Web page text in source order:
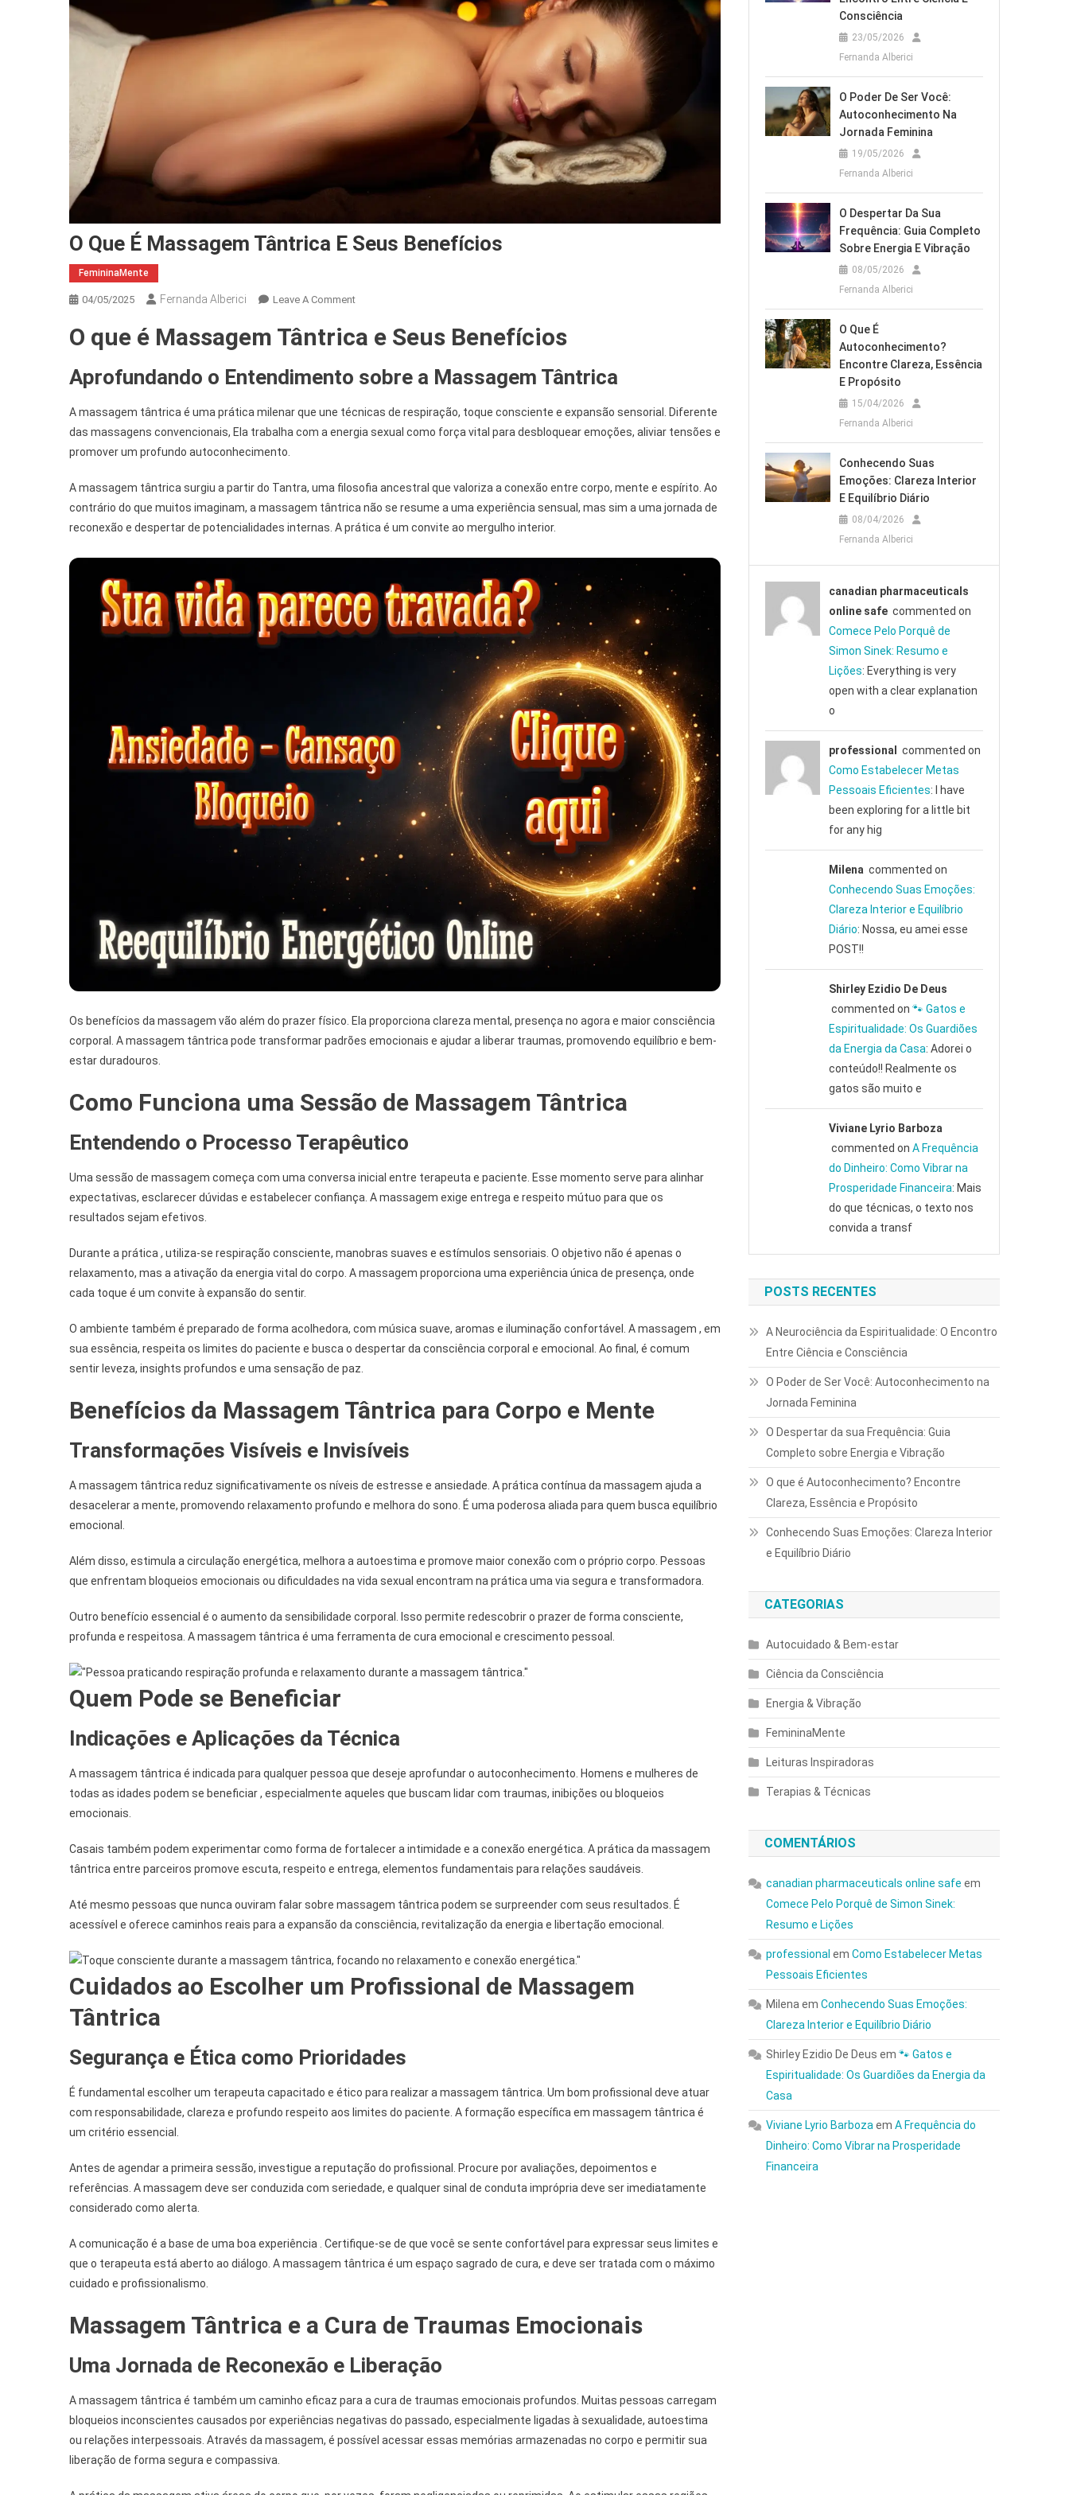
O Que É Massagem Tântrica E Seus Benefícios
FemininaMente
04/05/2025 Fernanda Alberici Leave A CommentOn
Que
Massagem
E
Seus
O que é Massagem Tântrica e Seus Benefícios
Aprofundando o Entendimento sobre a Massagem Tântrica
A massagem tântrica é uma prática milenar que une técnicas de respiração, toque consciente e expansão sensorial. Diferente
das massagens convencionais, Ela trabalha com a energia sexual como força vital para desbloquear emoções, aliviar tensões e
promover um profundo autoconhecimento.
A massagem tântrica surgiu a partir do Tantra, uma filosofia ancestral que valoriza a conexão entre corpo, mente e espírito. Ao
contrário do que muitos imaginam, a massagem tântrica não se resume a uma experiência sensual, mas sim a uma jornada de
reconexão e despertar de potencialidades internas. A prática é um convite ao mergulho interior.
Os benefícios da massagem vão além do prazer físico. Ela proporciona clareza mental, presença no agora e maior consciência
corporal. A massagem tântrica pode transformar padrões emocionais e ajudar a liberar traumas, promovendo equilíbrio e bem-
estar duradouros.
Como Funciona uma Sessão de Massagem Tântrica
Entendendo o Processo Terapêutico
Uma sessão de massagem começa com uma conversa inicial entre terapeuta e paciente. Esse momento serve para alinhar
expectativas, esclarecer dúvidas e estabelecer confiança. A massagem exige entrega e respeito mútuo para que os
resultados sejam efetivos.
Durante a prática , utiliza-se respiração consciente, manobras suaves e estímulos sensoriais. O objetivo não é apenas o
relaxamento, mas a ativação da energia vital do corpo. A massagem proporciona uma experiência única de presença, onde
cada toque é um convite à expansão do sentir.
O ambiente também é preparado de forma acolhedora, com música suave, aromas e iluminação confortável. A massagem , em
sua essência, respeita os limites do paciente e busca o despertar da consciência corporal e emocional. Ao final, é comum
sentir leveza, insights profundos e uma sensação de paz.
Benefícios da Massagem Tântrica para Corpo e Mente
Transformações Visíveis e Invisíveis
A massagem tântrica reduz significativamente os níveis de estresse e ansiedade. A prática contínua da massagem ajuda a
desacelerar a mente, promovendo relaxamento profundo e melhora do sono. É uma poderosa aliada para quem busca equilíbrio
emocional.
Além disso, estimula a circulação energética, melhora a autoestima e promove maior conexão com o próprio corpo. Pessoas
que enfrentam bloqueios emocionais ou dificuldades na vida sexual encontram na prática uma via segura e transformadora.
Outro benefício essencial é o aumento da sensibilidade corporal. Isso permite redescobrir o prazer de forma consciente,
profunda e respeitosa. A massagem tântrica é uma ferramenta de cura emocional e crescimento pessoal.
Quem Pode se Beneficiar
Indicações e Aplicações da Técnica
A massagem tântrica é indicada para qualquer pessoa que deseje aprofundar o autoconhecimento. Homens e mulheres de
todas as idades podem se beneficiar , especialmente aqueles que buscam lidar com traumas, inibições ou bloqueios
emocionais.
Casais também podem experimentar como forma de fortalecer a intimidade e a conexão energética. A prática da massagem
tântrica entre parceiros promove escuta, respeito e entrega, elementos fundamentais para relações saudáveis.
Até mesmo pessoas que nunca ouviram falar sobre massagem tântrica podem se surpreender com seus resultados. É
acessível e oferece caminhos reais para a expansão da consciência, revitalização da energia e libertação emocional.
Cuidados ao Escolher um Profissional de Massagem
Tântrica
Segurança e Ética como Prioridades
É fundamental escolher um terapeuta capacitado e ético para realizar a massagem tântrica. Um bom profissional deve atuar
com responsabilidade, clareza e profundo respeito aos limites do paciente. A formação específica em massagem tântrica é
um critério essencial.
Antes de agendar a primeira sessão, investigue a reputação do profissional. Procure por avaliações, depoimentos e
referências. A massagem deve ser conduzida com seriedade, e qualquer sinal de conduta imprópria deve ser imediatamente
considerado como alerta.
A comunicação é a base de uma boa experiência . Certifique-se de que você se sente confortável para expressar seus limites e
que o terapeuta está aberto ao diálogo. A massagem tântrica é um espaço sagrado de cura, e deve ser tratada com o máximo
cuidado e profissionalismo.
Massagem Tântrica e a Cura de Traumas Emocionais
Uma Jornada de Reconexão e Liberação
A massagem tântrica é também um caminho eficaz para a cura de traumas emocionais profundos. Muitas pessoas carregam
bloqueios inconscientes causados por experiências negativas do passado, especialmente ligadas à sexualidade, autoestima
ou relações interpessoais. Através da massagem, é possível acessar essas memórias armazenadas no corpo e permitir sua
liberação de forma segura e compassiva.
Consciência
23/05/2026
Fernanda Alberici
O Poder De Ser Você:
Autoconhecimento Na
Jornada Feminina
19/05/2026
Fernanda Alberici
O Despertar Da Sua
Frequência: Guia Completo
Sobre Energia E Vibração
08/05/2026
Fernanda Alberici
O Que É
Autoconhecimento?
Encontre Clareza, Essência
E Propósito
15/04/2026
Fernanda Alberici
Conhecendo Suas
Emoções: Clareza Interior
E Equilíbrio Diário
08/04/2026
Fernanda Alberici
canadian pharmaceuticals
online safecommented on
Comece Pelo Porquê de
Simon Sinek: Resumo e
Lições: Everything is very
open with a clear explanation
o
professional
commented on
Como Estabelecer Metas
Pessoais Eficientes: I have
been exploring for a little bit
for any hig
Milena commented on
Conhecendo Suas Emoções:
Clareza Interior e Equilíbrio
Diário: Nossa, eu amei esse
POST!!
Shirley Ezidio De Deus
commented on 🐾 Gatos e
Espiritualidade: Os Guardiões
da Energia da Casa: Adorei o
conteúdo!! Realmente os
gatos são muito e
Viviane Lyrio Barboza
commented on A Frequência
do Dinheiro: Como Vibrar na
Prosperidade Financeira: Mais
do que técnicas, o texto nos
convida a transf
POSTS RECENTES
A Neurociência da Espiritualidade: O Encontro
Entre Ciência e Consciência
O Poder de Ser Você: Autoconhecimento na
Jornada Feminina
O Despertar da sua Frequência: Guia
Completo sobre Energia e Vibração
O que é Autoconhecimento? Encontre
Clareza, Essência e Propósito
Conhecendo Suas Emoções: Clareza Interior
e Equilíbrio Diário
CATEGORIAS
Autocuidado & Bem-estar
Ciência da Consciência
Energia & Vibração
FemininaMente
Leituras Inspiradoras
Terapias & Técnicas
COMENTÁRIOS
canadian pharmaceuticals online safe em
Comece Pelo Porquê de Simon Sinek:
Resumo e Lições
professional emComo Estabelecer Metas
Pessoais Eficientes
Milena emConhecendo Suas Emoções:
Clareza Interior e Equilíbrio Diário
Shirley Ezidio De Deus em🐾 Gatos e
Espiritualidade: Os Guardiões da Energia da
Casa
Viviane Lyrio Barboza emA Frequência do
Dinheiro: Como Vibrar na Prosperidade
Financeira